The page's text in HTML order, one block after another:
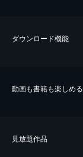
ダウンロード機能
動画も書籍も楽しめる
⾒放題作品